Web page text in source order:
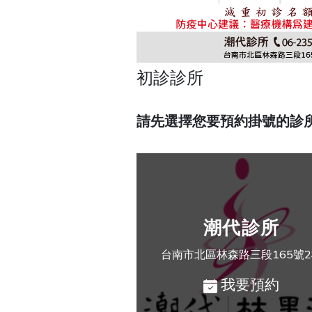
初診診所
請先選擇您要預約掛號的診
潮代診所
台南市北區林森路三段165號
我要預約